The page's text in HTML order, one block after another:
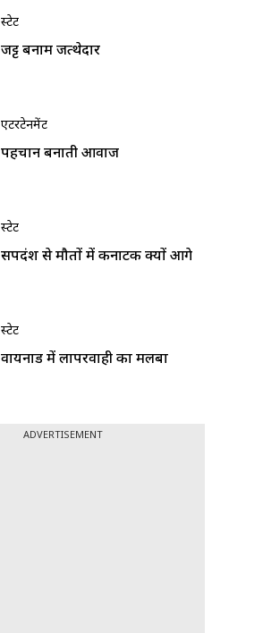
स्टेट
जट्ट बनाम जत्थेदार
एंटरटेनमेंट
पहचान बनाती आवाज
स्टेट
सर्पदंश से मौतों में कर्नाटक क्यों आगे
स्टेट
वायनाड में लापरवाही का मलबा
ADVERTISEMENT